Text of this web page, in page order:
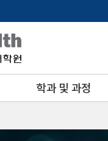
학과 및 과정